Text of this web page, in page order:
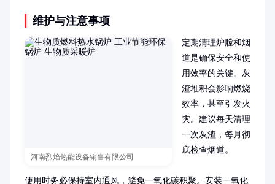
维护与注意事项
河南烈焰热能设备销售有限公司
定期清理炉膛和烟
道是确保安全和使
用效率的关键。灰
渣堆积会影响燃烧
效率，甚至引发火
灾。建议每天清理
一次灰渣，每月彻
底检查烟道。
使用时务必保持室内通风，避免一氧化碳积聚。安装一氧化